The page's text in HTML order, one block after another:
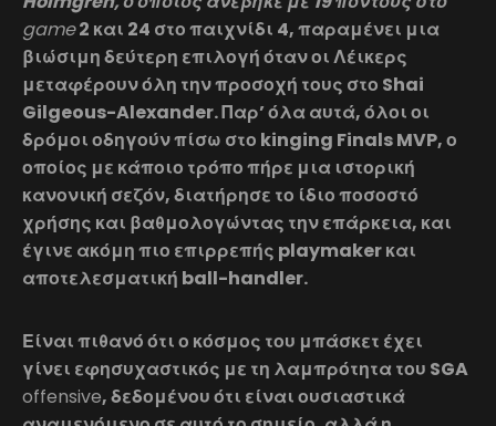
game2 και 24 στο παιχνίδι 4, παραμένει μια
βιώσιμη δεύτερη επιλογή όταν οι Λέικερς
μεταφέρουν όλη την προσοχή τους στο Shai
Gilgeous-Alexander. Παρ’ όλα αυτά, όλοι οι
δρόμοι οδηγούν πίσω στο kinging Finals MVP, ο
οποίος με κάποιο τρόπο πήρε μια ιστορική
κανονική σεζόν, διατήρησε το ίδιο ποσοστό
χρήσης και βαθμολογώντας την επάρκεια, και
έγινε ακόμη πιο επιρρεπής playmaker και
αποτελεσματική ball-handler.
Είναι πιθανό ότι ο κόσμος του μπάσκετ έχει
γίνει εφησυχαστικός με τη λαμπρότητα του SGA
offensive, δεδομένου ότι είναι ουσιαστικά